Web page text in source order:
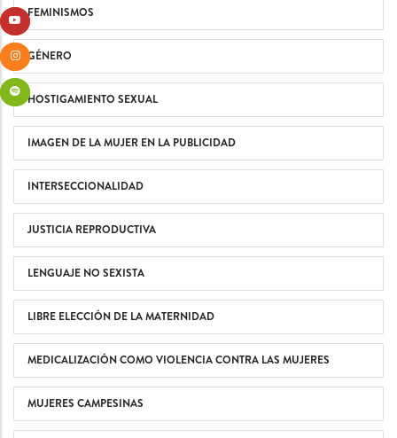
FEMINISMOS
GÉNERO
HOSTIGAMIENTO SEXUAL
IMAGEN DE LA MUJER EN LA PUBLICIDAD
INTERSECCIONALIDAD
JUSTICIA REPRODUCTIVA
LENGUAJE NO SEXISTA
LIBRE ELECCIÓN DE LA MATERNIDAD
MEDICALIZACIÓN COMO VIOLENCIA CONTRA LAS MUJERES
MUJERES CAMPESINAS